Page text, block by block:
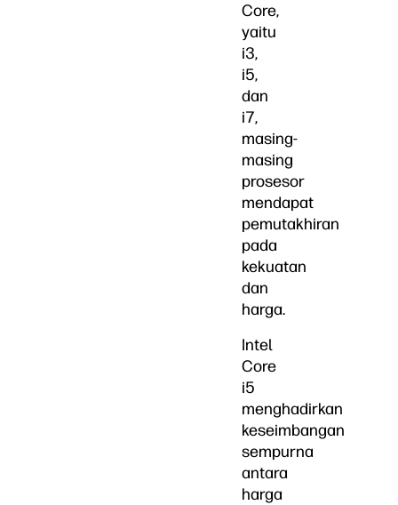
Core,
yaitu
i3,
i5,
dan
i7,
masing-
masing
prosesor
mendapat
pemutakhiran
pada
kekuatan
dan
harga.
Intel
Core
i5
menghadirkan
keseimbangan
sempurna
antara
harga